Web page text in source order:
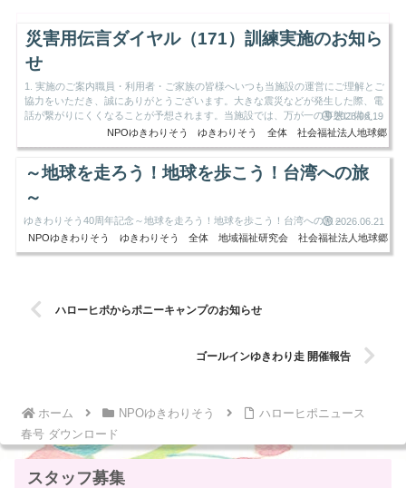
災害用伝言ダイヤル（171）訓練実施のお知ら
せ
1. 実施のご案内職員・利用者・ご家族の皆様へいつも当施設の運営にご理解とご
協力をいただき、誠にありがとうございます。大きな震災などが発生した際、電
話が繋がりにくくなることが予想されます。当施設では、万が一の事態に備え、
安否確認や状況報告の...
2026.06.19
NPOゆきわりそう
ゆきわりそう 全体 社会福祉法人地球郷
～地球を走ろう！地球を歩こう！台湾への旅
～
ゆきわりそう40周年記念～地球を走ろう！地球を歩こう！台湾への旅～2026.06.21
NPOゆきわりそう
ゆきわりそう 全体 地域福祉研究会 社会福祉法人地球郷
ハローヒポからポニーキャンプのお知らせ
ゴールインゆきわり走 開催報告
ホーム NPOゆきわりそう
ハローヒポニュース
春号 ダウンロード
スタッフ募集